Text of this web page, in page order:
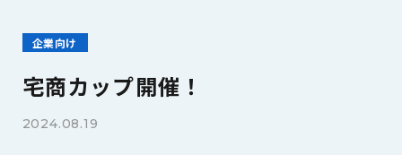
企業向け
宅商カップ開催！
2024.08.19